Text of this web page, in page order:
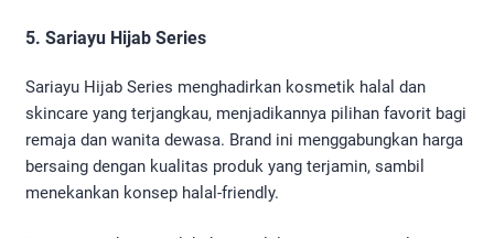
5. Sariayu Hijab Series
Sariayu Hijab Series menghadirkan kosmetik halal dan
skincare yang terjangkau, menjadikannya pilihan favorit bagi
remaja dan wanita dewasa. Brand ini menggabungkan harga
bersaing dengan kualitas produk yang terjamin, sambil
menekankan konsep halal-friendly.